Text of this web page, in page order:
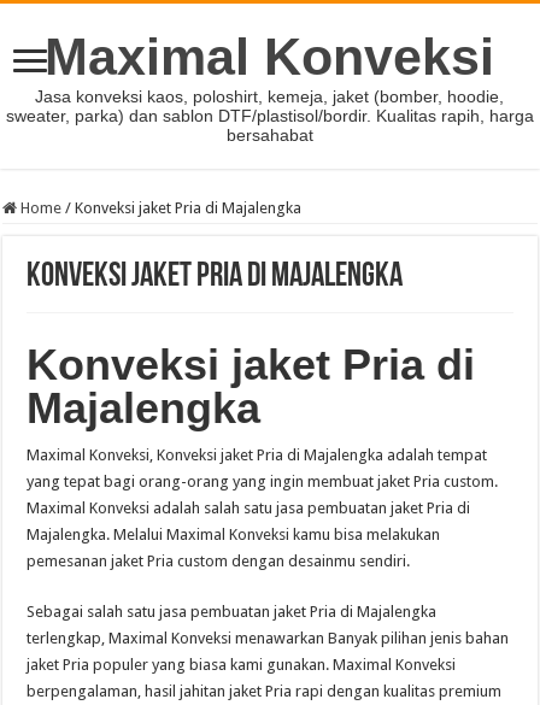
Maximal Konveksi
Jasa konveksi kaos, poloshirt, kemeja, jaket (bomber, hoodie,
sweater, parka) dan sablon DTF/plastisol/bordir. Kualitas rapih, harga
bersahabat
Home / Konveksi jaket Pria di Majalengka
Konveksi jaket Pria di Majalengka
Konveksi jaket Pria di
Majalengka
Maximal Konveksi, Konveksi jaket Pria di Majalengka adalah tempat
yang tepat bagi orang-orang yang ingin membuat jaket Pria custom.
Maximal Konveksi adalah salah satu jasa pembuatan jaket Pria di
Majalengka. Melalui Maximal Konveksi kamu bisa melakukan
pemesanan jaket Pria custom dengan desainmu sendiri.
Sebagai salah satu jasa pembuatan jaket Pria di Majalengka
terlengkap, Maximal Konveksi menawarkan Banyak pilihan jenis bahan
jaket Pria populer yang biasa kami gunakan. Maximal Konveksi
berpengalaman, hasil jahitan jaket Pria rapi dengan kualitas premium